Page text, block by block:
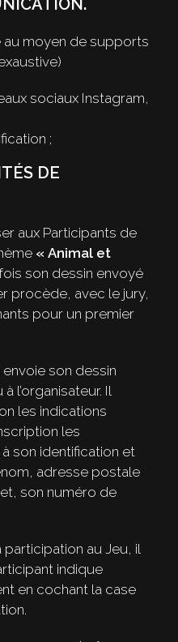
au moyen de supports
sociaux Instagram,
;
DE
aux Participants de
« Animal et
son dessin envoyé
procède, avec le jury,
pour un premier
son dessin
l’organisateur. Il
les indications
les
son identification et
adresse postale
son numéro de
participation au Jeu, il
indique
en cochant la case